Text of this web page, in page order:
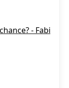
- Fabi